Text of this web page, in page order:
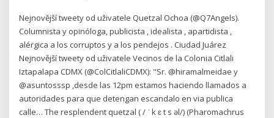
Nejnovější tweety od uživatele Quetzal Ochoa (@Q7Angels).
Columnista y opinóloga, publicista , idealista , apartidista ,
alérgica a los corruptos y a los pendejos . Ciudad Juárez
Nejnovější tweety od uživatele Vecinos de la Colonia Citlali
Iztapalapa CDMX (@ColCitlaliCDMX): "Sr. @hiramalmeidae y
@asuntosssp ,desde las 12pm estamos haciendo llamados a
autoridades para que detengan escandalo en via publica
calle… The resplendent quetzal ( / ˈ k ɛ t s əl/) (Pharomachrus